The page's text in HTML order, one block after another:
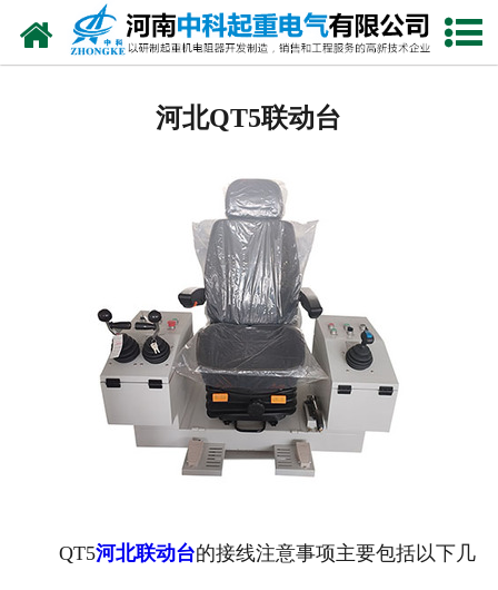
网站首页
河北电抗器
河北电控柜
河北联动控制台
河北电气控制系统
河北频敏变阻器
河北主令控制器
河北滤波器
河北QT5联动台
QT5河北联动台的接线注意事项主要包括以下几